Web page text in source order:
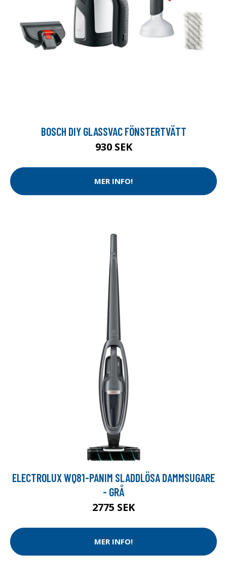
BOSCH DIY GLASSVAC FÖNSTERTVÄTT
930 SEK
MER INFO!
ELECTROLUX WQ81-PANIM SLADDLÖSA DAMMSUGARE
- GRÅ
2775 SEK
MER INFO!